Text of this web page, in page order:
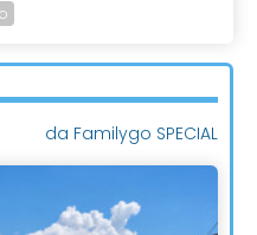
da Familygo SPECIAL